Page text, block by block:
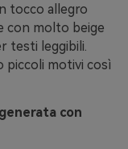
tocco allegro
con molto beige
testi leggibili.
piccoli motivi così
con